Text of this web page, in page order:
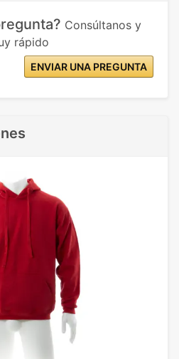
Consúltanos y
rápido
ENVIAR UNA PREGUNTA